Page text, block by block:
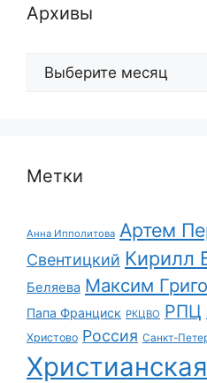
Архивы
Архивы
Метки
Анна Ипполитова Артем
Свентицкий Кирилл
Беляева Максим
Папа Франциск РКЦВО РПЦ
Христово Россия Санкт-